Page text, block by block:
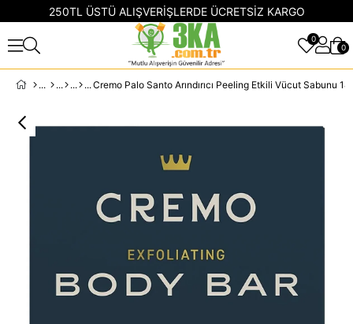
250TL ÜSTÜ ALIŞVERİŞLERDE ÜCRETSİZ KARGO
0
0